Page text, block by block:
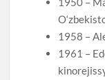
1958 –
1961 –